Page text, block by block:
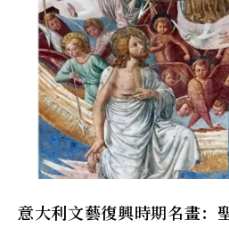
意大利文藝復興時期名畫：